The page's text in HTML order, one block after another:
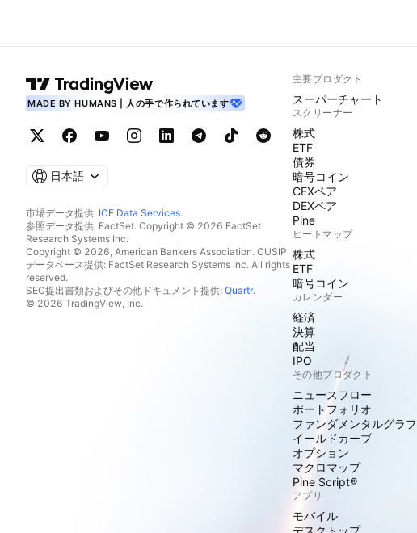
MADE BY HUMANS | 人の手で作られています
日本語
市場データ提供: ICE Data Services.
参照データ提供: FactSet. Copyright © 2026 FactSet
Research Systems Inc.
Copyright © 2026, American Bankers Association. CUSIP
データベース提供: FactSet Research Systems Inc. All rights
reserved.
SEC提出書類およびその他ドキュメント提供: Quartr.
© 2026 TradingView, Inc.
主要プロダクト
スーパーチャート
スクリーナー
株式
ETF
債券
暗号コイン
CEXペア
DEXペア
Pine
ヒートマップ
株式
ETF
暗号コイン
カレンダー
経済
決算
配当
IPO
その他プロダクト
ニュースフロー
ポートフォリオ
ファンダメンタルグラフ
イールドカーブ
オプション
マクロマップ
Pine Script®
アプリ
モバイル
デスクトップ